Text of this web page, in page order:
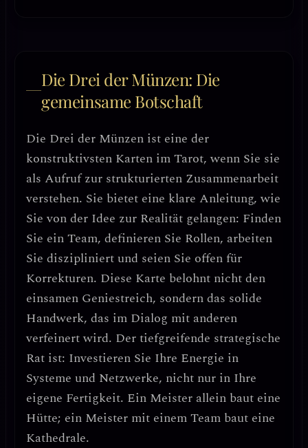
Die Drei der Münzen: Die
gemeinsame Botschaft
Die Drei der Münzen ist eine der
konstruktivsten Karten im Tarot, wenn Sie sie
als Aufruf zur strukturierten Zusammenarbeit
verstehen. Sie bietet eine klare Anleitung, wie
Sie von der Idee zur Realität gelangen: Finden
Sie ein Team, definieren Sie Rollen, arbeiten
Sie diszipliniert und seien Sie offen für
Korrekturen. Diese Karte belohnt nicht den
einsamen Geniestreich, sondern das solide
Handwerk, das im Dialog mit anderen
verfeinert wird. Der tiefgreifende strategische
Rat ist: Investieren Sie Ihre Energie in
Systeme und Netzwerke, nicht nur in Ihre
eigene Fertigkeit. Ein Meister allein baut eine
Hütte; ein Meister mit einem Team baut eine
Kathedrale.